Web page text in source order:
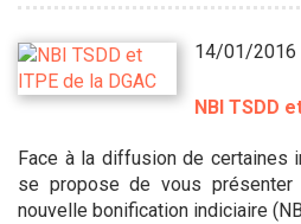
14/01/2016
NBI TSDD
Face à la diffusion de certaines
se propose de vous
nouvelle bonification indiciaire